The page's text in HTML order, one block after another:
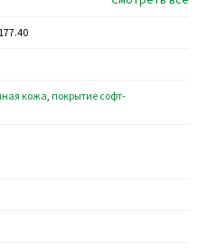
кожа, покрытие софт-